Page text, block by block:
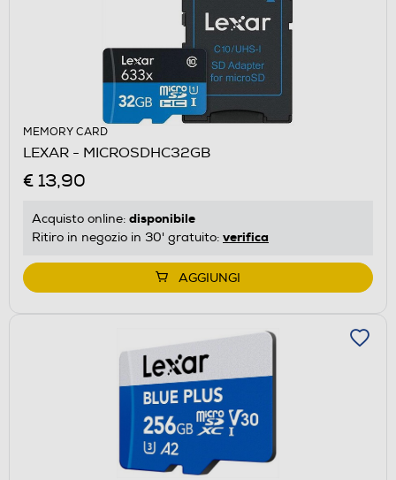
MEMORY CARD
LEXAR - MICROSDHC32GB
€ 13,90
Acquisto online: disponibile
Ritiro in negozio in 30' gratuito: verifica
AGGIUNGI